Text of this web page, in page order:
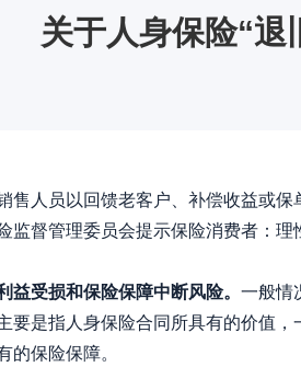
关于人身保险“
人员以回馈老客户、补偿收益或保
监督管理委员会提示保险消费者：理
受损和保险保障中断风险。 一般情
要是指人身保险合同所具有的价值
的保险保障。